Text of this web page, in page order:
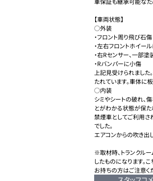
【車両状態】
○外装
・フロント周り飛び石傷
・左右フロントホイー
・右Rセンサー、一部塗
・Rバンパーに小傷
上記見受けられまし
たれています。車体に
○内装
シミやシートの破れ、
とがわかる状態が保た
禁煙車としてご利用さ
でした。
エアコンからの吹き出
※取材時、トランクル
したものになります。
お持ちの方はご注意く